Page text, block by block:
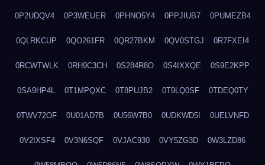
0P2UDQV4 0P3WEUER 0PHNO5Y4 0PPJIUB7 0PUMEZB4
0QLRKCUP 0QO261FR 0QR27BKM 0QV0STGJ 0R7FXEI4
0RCWTWLK 0RH9C3CH 0S284R8O 0S4IXXQE 0S9E2KPP
0SA9HP4L 0T1MPQXC 0T8PUJB2 0T9LQ0SF 0TDEQ0TY
0TWV72OF 0U01AD7B 0U56W7B0 0UDKWD5I 0UELVNFD
0V2IXSF4 0V3N6SQF 0VJAC930 0VY5ZG3D 0W3LZD86